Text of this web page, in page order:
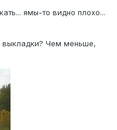
ямы-то видно плохо...
выкладки? Чем меньше,